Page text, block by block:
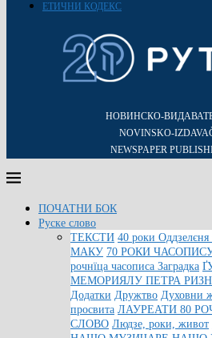
ЕТИЧНИ КОДЕКС
НОВИНСКО-
NOVINSKO-
NEWSPAPER
ПОЧАТНИ БОК
Руске слово
ТЕКСТИ 40 роки Оддзелєня
МАКУ 70 РОКИ
рочнїца часописа Заградка
МЕМОРИЯЛУ ПЕТРА
Додатки Дружтво Духовни
просвита ЛАУРЕАТИ 80
СЛОВО Людзе, роки, живот